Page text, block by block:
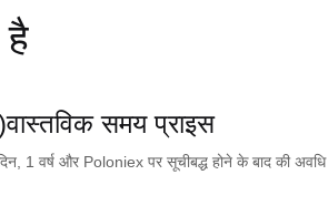
है
समय प्राइस
1 वर्ष और Poloniex पर सूचीबद्ध होने के बाद की